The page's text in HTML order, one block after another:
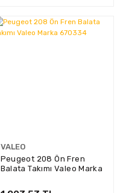
VALEO
Peugeot 208 Ön Fren
Balata Takımı Valeo Marka